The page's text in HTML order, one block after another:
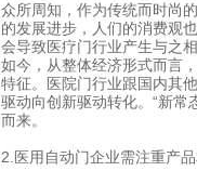
众所周知，作为传统而时尚
的发展进步，人们的消费观
会导致医疗门行业产生与之
如今，从整体经济形式而言
特征。医院门行业跟国内其
驱动向创新驱动转化。“新
而来。
2.医用自动门企业需注重产